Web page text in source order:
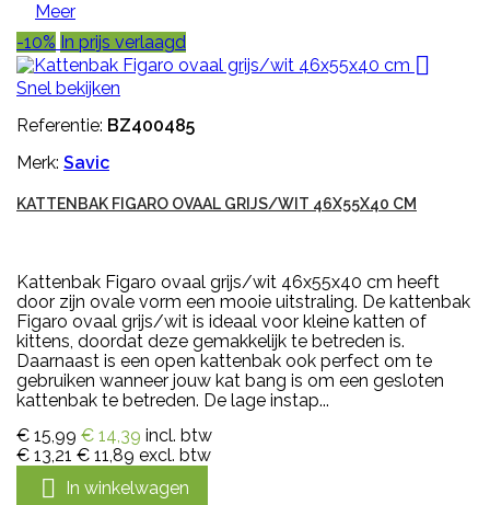
Meer
-10% In prijs verlaagd

Snel bekijken
Referentie: BZ400485
Merk: Savic
KATTENBAK FIGARO OVAAL GRIJS/WIT 46X55X40 CM
Kattenbak Figaro ovaal grijs/wit 46x55x40 cm heeft
door zijn ovale vorm een mooie uitstraling. De kattenbak
Figaro ovaal grijs/wit is ideaal voor kleine katten of
kittens, doordat deze gemakkelijk te betreden is.
Daarnaast is een open kattenbak ook perfect om te
gebruiken wanneer jouw kat bang is om een gesloten
kattenbak te betreden. De lage instap...
€ 15,99 € 14,39 incl. btw
€ 13,21 € 11,89 excl. btw
 In winkelwagen